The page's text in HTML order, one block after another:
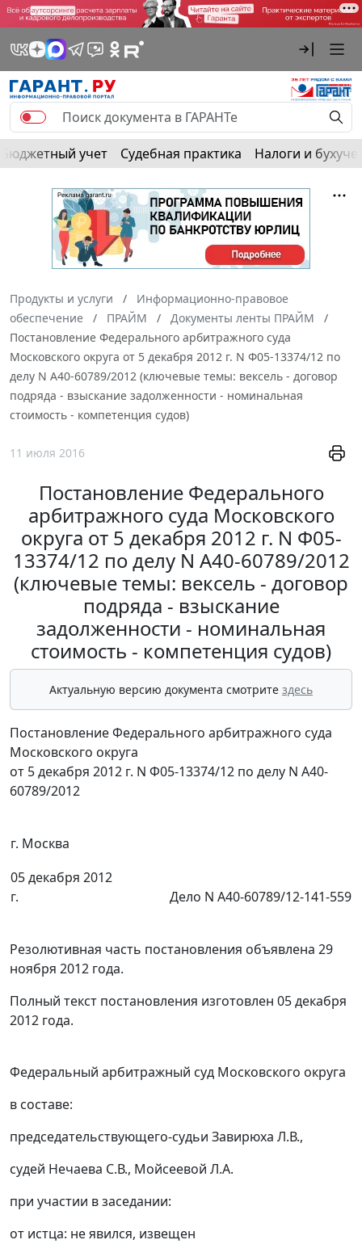
Бюджетный учет Судебная практика Налоги и
Продукты и услуги
Информационно-правовое
обеспечение
ПРАЙМ
Документы ленты ПРАЙМ
Постановление Федерального арбитражного суда
Московского округа от 5 декабря 2012 г. N Ф05-13374/12 по
делу N А40-60789/2012 (ключевые темы: вексель - договор
подряда - взыскание задолженности - номинальная
стоимость - компетенция судов)
11 июля 2016
Постановление Федерального
арбитражного суда Московского
округа от 5 декабря 2012 г. N Ф05-
13374/12 по делу N А40-60789/2012
(ключевые темы: вексель - договор
подряда - взыскание
задолженности - номинальная
стоимость - компетенция судов)
Актуальную версию документа смотрите здесь
Постановление Федерального арбитражного суда
Московского округа
от 5 декабря 2012 г. N Ф05-13374/12 по делу N А40-
60789/2012
г. Москва
05 декабря 2012
г.
Дело N А40-60789/12-141-559
Резолютивная часть постановления объявлена 29
ноября 2012 года.
Полный текст постановления изготовлен 05 декабря
2012 года.
Федеральный арбитражный суд Московского округа
в составе:
председательствующего-судьи Завирюха Л.В.,
судей Нечаева С.В., Мойсеевой Л.А.
при участии в заседании:
от истца: не явился, извещен